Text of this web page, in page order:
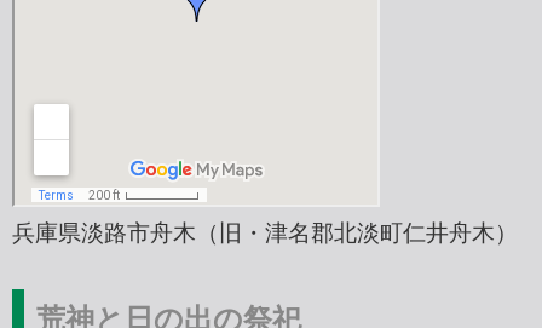
兵庫県淡路市舟木（旧・津名郡北淡町仁井舟木）
荒神と日の出の祭祀